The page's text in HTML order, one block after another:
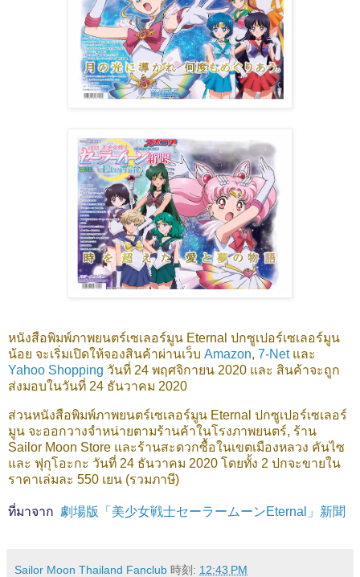
หนังสือพิมพ์ภาพยนตร์เซเลอร์มูน Eternal ปกซูเปอร์เซเลอร์มูน
น้อย จะเริ่มเปิดให้จองสินค้าผ่านเว็บ Amazon, 7-Netและ
Yahoo Shopping วันที่ 24 พฤศจิกายน 2020 และ สินค้าจะถูก
ส่งมอบในวันที่ 24 ธันวาคม 2020
ส่วนหนังสือพิมพ์ภาพยนตร์เซเลอร์มูน Eternal ปกซูเปอร์เซเลอร์
มูน จะออกวางจำหน่ายตามร้านค้าในโรงภาพยนตร์, ร้าน
Sailor Moon Store และร้านสะดวกซื้อในเขตเมืองหลวง คันไซ
และ ฟุกุโอะกะ วันที่ 24 ธันวาคม 2020 โดยทั้ง 2 ปกจะขายใน
ราคาเล่มละ 550 เยน (รวมภาษี)
ที่มาจาก 劇場版「美少女戦士セーラームーンEternal」新聞
Sailor Moon Thailand Fanclub 時刻: 12:43 PM